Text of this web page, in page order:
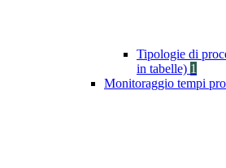
Tipologie di
in tabelle) 1
Monitoraggio tempi